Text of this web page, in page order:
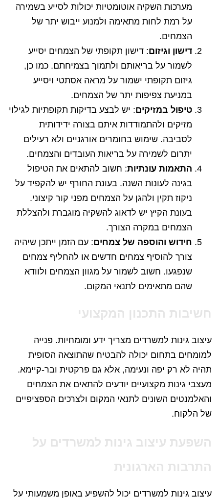
מערכות השקיה אוטומטיות יכולות לסייע בשמירה
על רמת לחות מתאימה ולמנוע ייבוש יתר של
הצמחים.
דישון וגיזום: דישון תקופתי של הצמחים יסייע
לשמור על בריאותם ולתמוך בצמיחתם. כמו כן,
גיזום תקופתי ישמור על מראה אסתטי ויסייע
במניעת צפיפות יתר של הצמחים.
טיפול במזיקים: יש לבצע בדיקות תקופתיות לגילוי
מזיקים ולהתמודדות איתם בצורה ידידותית
לסביבה. שימוש בחומרים אורגניים ולא רעילים
יתרום לשמירה על בריאות העובדים והצמחים.
התאמות עונתיות: חשוב להתאים את הטיפול
בגינה לעונות השנה. בעונת החורף יש להקפיד על
ניקוז תקין ולהגן על הצמחים מפני קור קיצוני.
בעונת הקיץ יש לדאוג להשקיה מוגברת ולהצללת
הצמחים במקרה הצורך.
חידוש והוספה של צמחים: עם הזמן ייתכן שיהיה
צורך להוסיף צמחים חדשים או להחליף צמחים
שנפגעו. חשוב לשמור על מגוון הצמחים ולוודא
שהם מתאימים לתנאי המקום.
חשיבות התכנון המקצועי
עיצוב גינות למשרדים מצריך ידע ומומחיות. פנייה
למומחים בתחום יכולה להבטיח שהתוצאה הסופית
תהיה לא רק יפה ונעימה, אלא גם פרקטית ובר-קיימא.
מעצבי גינות מקצועיים יודעים להתאים את הצמחים
והאלמנטים השונים לתנאי המקום ולצרכים הספציפיים
של הלקוח.
השפעת עיצוב גינות למשרדים על
התרבות הארגונית
עיצוב גינות למשרדים יכול להשפיע באופן משמעותי על